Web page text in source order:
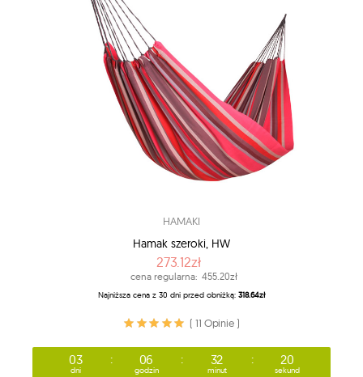
HAMAKI
Hamak szeroki, HW
273.12zł
cena regularna: 455.20zł
Najniższa cena z 30 dni przed obniżką: 318.64zł
( 11 Opinie )
03
dni
06
godzin
32
minut
20
sekund